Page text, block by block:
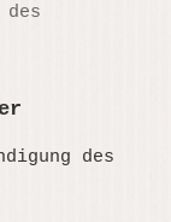
des